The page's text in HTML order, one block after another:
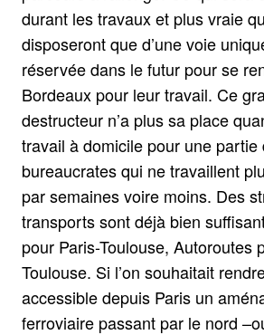
durant les travaux et plus vraie
disposeront que d’une voie
réservée dans le futur pour se
Bordeaux pour leur travail. Ce
destructeur n’a plus sa place
travail à domicile pour une partie
bureaucrates qui ne travaillent
par semaines voire moins. Des
transports sont déjà bien
pour Paris-Toulouse, Autoroutes
Toulouse. Si l’on souhaitait
accessible depuis Paris un
ferroviaire passant par le nord